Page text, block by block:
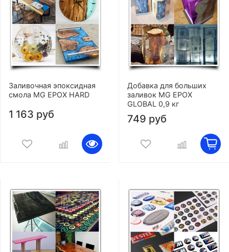
Заливочная эпоксидная
смола MG EPOX HARD
1 163 руб
Добавка для больших
заливок MG EPOX
GLOBAL 0,9 кг
749 руб